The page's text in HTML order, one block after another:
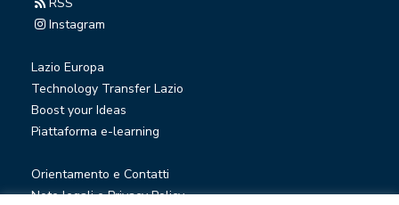
Instagram
Lazio Europa
Technology Transfer Lazio
Boost your Ideas
Piattaforma e-learning
Orientamento e Contatti
Note legali e Privacy Policy